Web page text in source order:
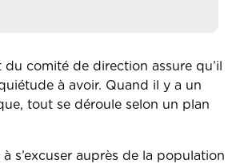
du comité de direction assure qu’il
à avoir. Quand il y a un
tout se déroule selon un plan
s’excuser auprès de la population